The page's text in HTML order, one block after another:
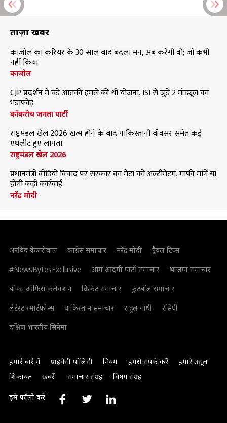
ताज़ा खबरें
काजोल का करियर के 30 साल बाद बदला मन, अब करेंगी वो; जो कभी
नहीं किया
काजोल
CJP प्रदर्शन में बड़े आतंकी हमले की थी योजना, ISI से जुड़े 2 मॉड्यूल का
भंडाफोड़
कॉकरोच जनता पार्टी
राष्ट्रमंडल खेल 2026 खत्म होने के बाद पाकिस्तानी बॉक्सर समेत कई
एथलीट हुए लापता
राष्ट्रमंडल खेल 2026
प्रधानमंत्री वीडियो विवाद पर सरकार का मेटा को अल्टीमेटम, माफी मांगें या
होगी कड़ी कार्रवाई
नरेंद्र मोदी
अरविंद केजरीवाल कांग्रेस समाचार नरेंद्र मोदी
ट्रैवल टिप्स
#NewsBytesExclusive
आम आदमी पार्टी समाचार
भाजपा समाचार
बॉक्स ऑफिस कलेक्शन
क्रिकेट समाचार
फुटबॉल समाचार
लेटेस्ट स्मार्टफोन्स
पाकिस्तान समाचार राहुल गांधी
रेसिपी
दक्षिण भारतीय सिनेमा
हमारे बारे में प्राइवेसी पॉलिसी नियम हमसे संपर्क करें
हमारे उसूल
शिकायत
खबरें समाचार संग्रह विषय संग्रह
हमें फॉलो करें